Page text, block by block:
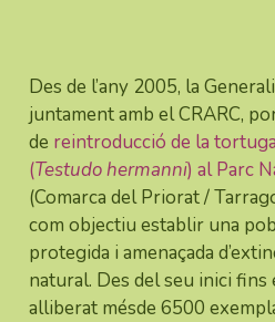
Des de l’any 2005, la
juntament amb el CRARC,
de reintroducció de la
(Testudo hermanni) al Parc
(Comarca del Priorat /
com objectiu establir una
protegida i amenaçada
natural. Des del seu inici fins
alliberat mésde 6500